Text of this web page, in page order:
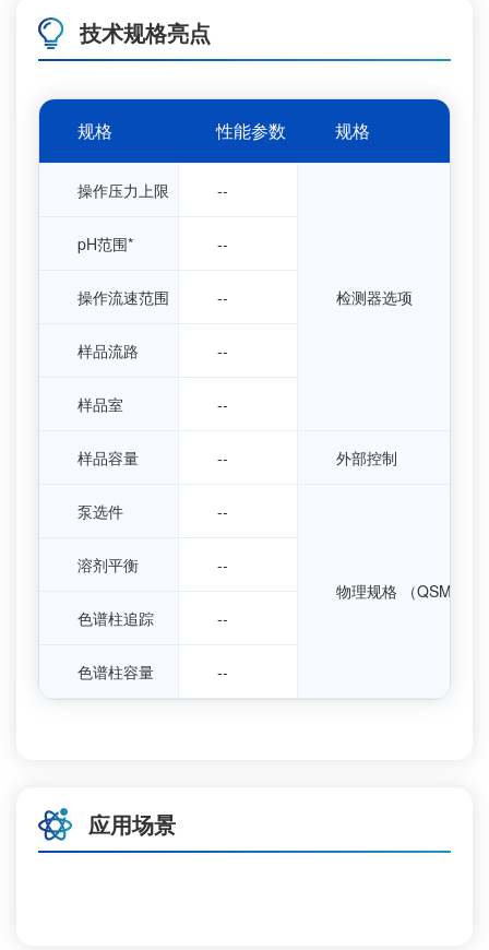
技术规格亮点
规格 性能参数 规格
操作压力上限 --
检测器选项
pH范围* --
操作流速范围 --
样品流路 --
样品室 --
样品容量 -- 外部控制
泵选件 --
物理规格 （QSM-R
溶剂平衡 --
色谱柱追踪 --
色谱柱容量 --
应用场景